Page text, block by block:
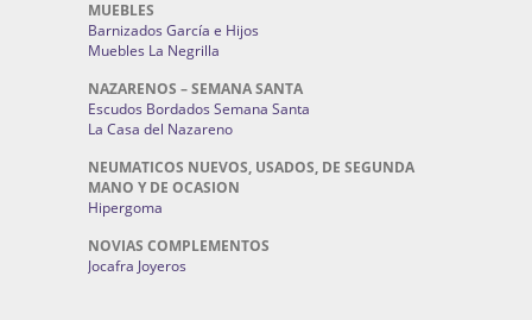
MUEBLES
Barnizados García e Hijos
Muebles La Negrilla
NAZARENOS – SEMANA SANTA
Escudos Bordados Semana Santa
La Casa del Nazareno
NEUMATICOS NUEVOS, USADOS, DE SEGUNDA
MANO Y DE OCASION
Hipergoma
NOVIAS COMPLEMENTOS
Jocafra Joyeros